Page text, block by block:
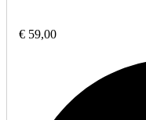
€ 59,00